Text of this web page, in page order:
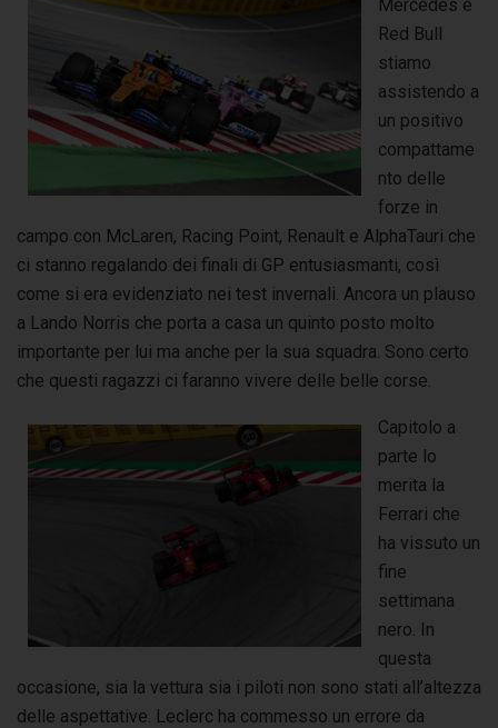
Mercedes e
Red Bull
stiamo
assistendo a
un positivo
compattame
nto delle
forze in
campo con McLaren, Racing Point, Renault e AlphaTauri che
ci stanno regalando dei finali di GP entusiasmanti, così
come si era evidenziato nei test invernali. Ancora un plauso
a Lando Norris che porta a casa un quinto posto molto
importante per lui ma anche per la sua squadra. Sono certo
che questi ragazzi ci faranno vivere delle belle corse.
Capitolo a
parte lo
merita la
Ferrari che
ha vissuto un
fine
settimana
nero. In
questa
occasione, sia la vettura sia i piloti non sono stati all’altezza
delle aspettative. Leclerc ha commesso un errore da